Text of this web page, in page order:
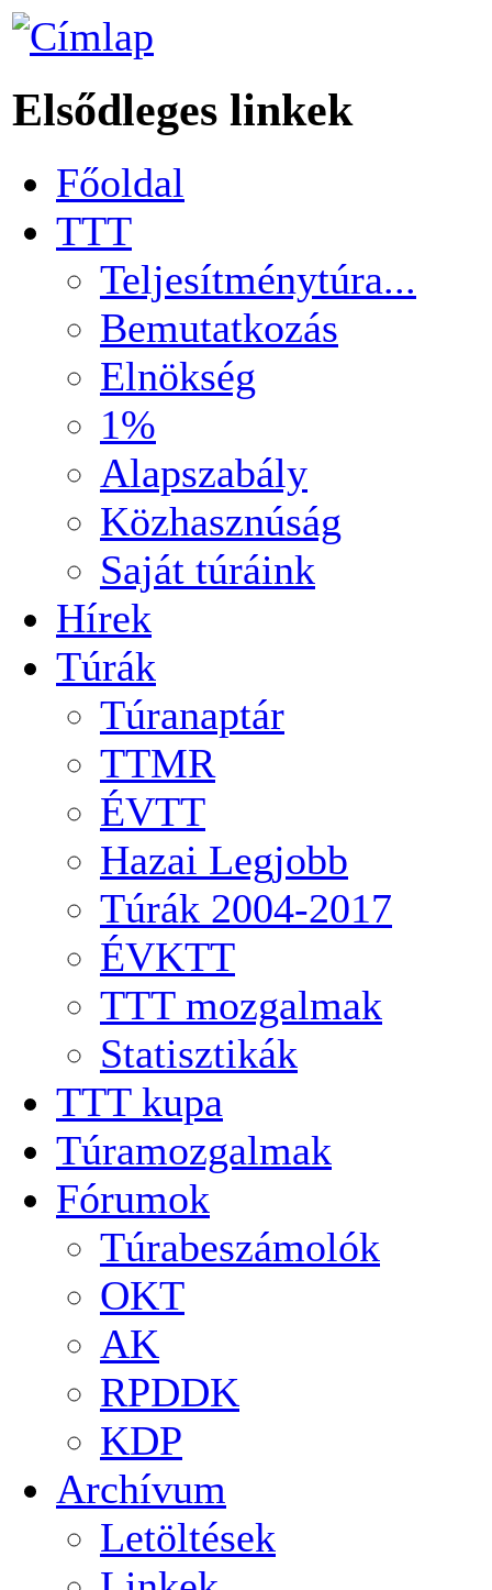
Elsődleges linkek
Főoldal
TTT
Teljesítménytúra...
Bemutatkozás
Elnökség
1%
Alapszabály
Közhasznúság
Saját túráink
Hírek
Túrák
Túranaptár
TTMR
ÉVTT
Hazai Legjobb
Túrák 2004-2017
ÉVKTT
TTT mozgalmak
Statisztikák
TTT kupa
Túramozgalmak
Fórumok
Túrabeszámolók
OKT
AK
RPDDK
KDP
Archívum
Letöltések